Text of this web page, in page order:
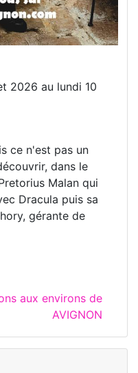
2026 au lundi 10
ce n'est pas un
dans le
Malan qui
Dracula puis sa
gérante de
aux environs de
AVIGNON